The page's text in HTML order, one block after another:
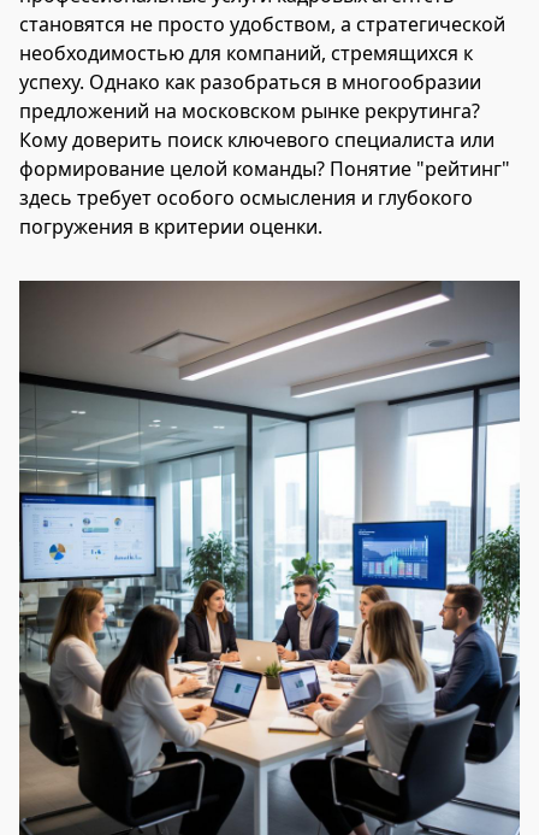
становятся не просто удобством, а стратегической
необходимостью для компаний, стремящихся к
успеху. Однако как разобраться в многообразии
предложений на московском рынке рекрутинга?
Кому доверить поиск ключевого специалиста или
формирование целой команды? Понятие "рейтинг"
здесь требует особого осмысления и глубокого
погружения в критерии оценки.